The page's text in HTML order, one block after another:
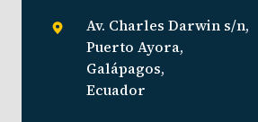
Av. Charles Darwin s/n,
Puerto Ayora,
Galápagos,
Ecuador